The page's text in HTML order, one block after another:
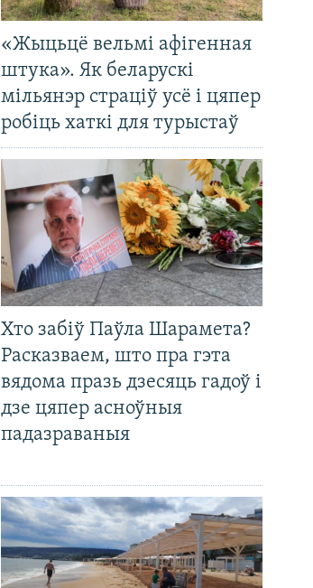
«Жыцьцё вельмі афігенная
штука». Як беларускі
мільянэр страціў усё і цяпер
робіць хаткі для турыстаў
Хто забіў Паўла Шарамета?
Расказваем, што пра гэта
вядома празь дзесяць гадоў і
дзе цяпер асноўныя
падазраваныя